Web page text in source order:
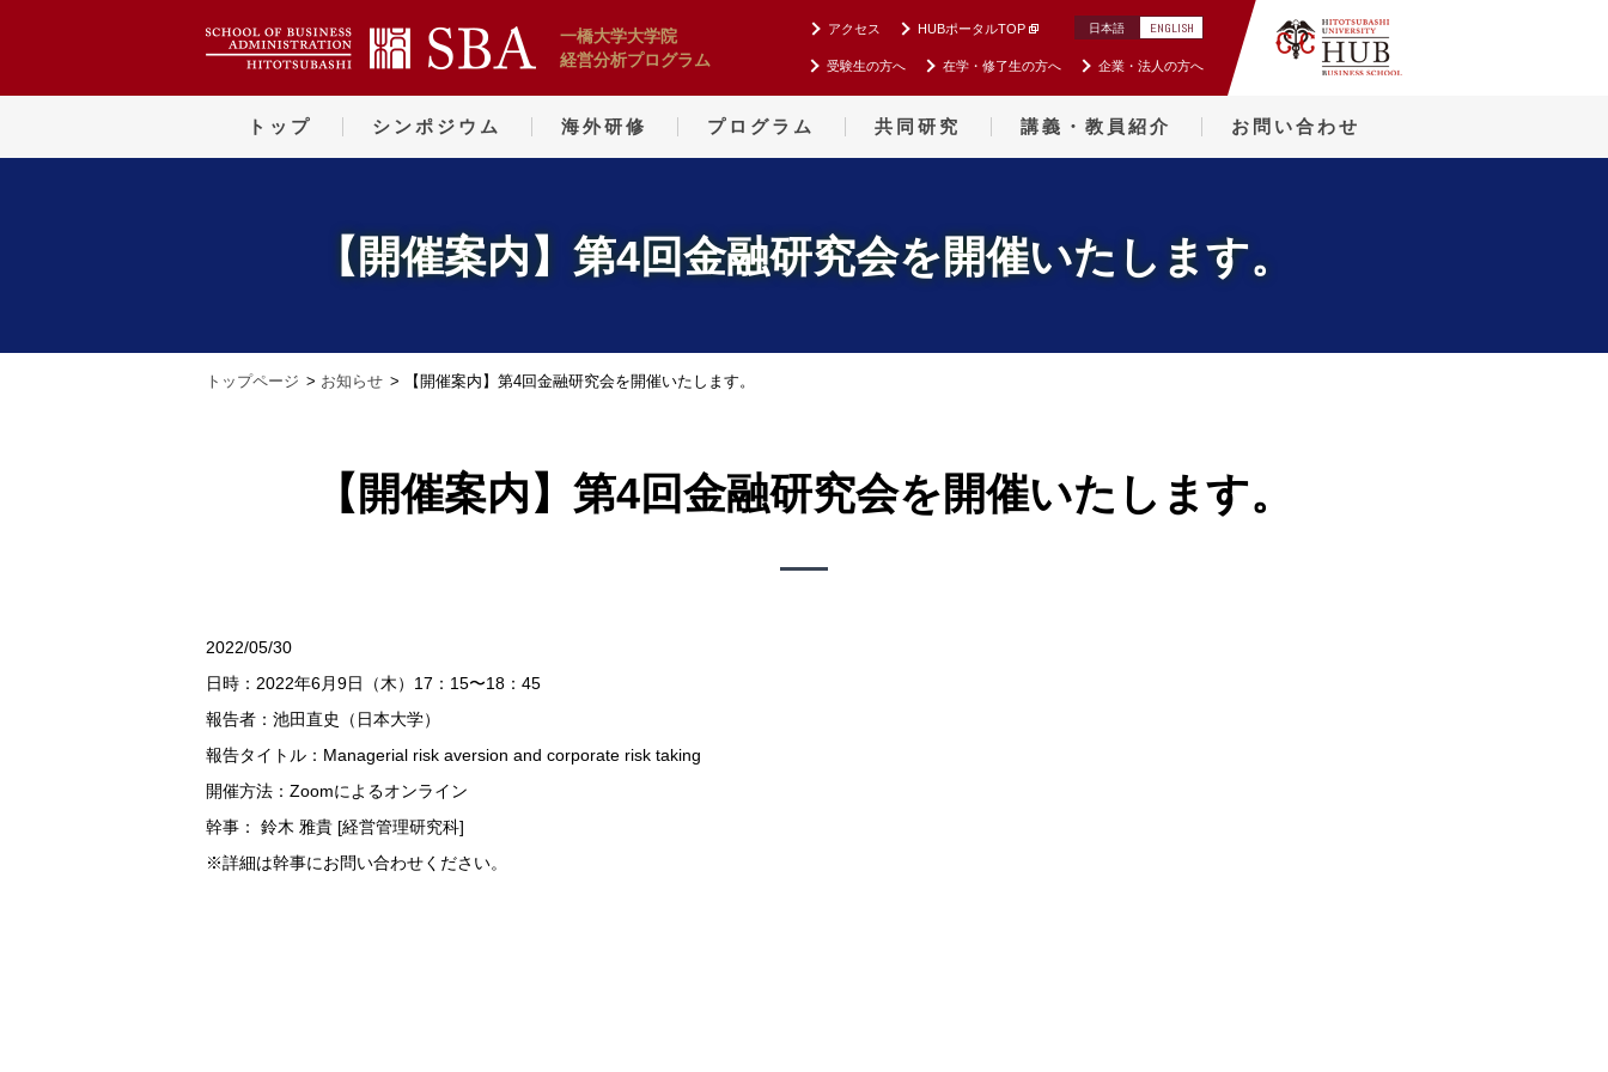
一橋大学大学院
経営分析プログラム
受験生の方へ 在学・修了生の方へ 企業・法人の方へ
日本語 ENGLISH
アクセス HUBポータルTOP
トップ シンポジウム 海外研修 プログラム 共同研究 講義・教員紹介 お問い合わせ
【開催案内】第4回金融研究会を開催いたします。
トップページ お知らせ 【開催案内】第4回金融研究会を開催いたします。
【開催案内】第4回金融研究会を開催いたします。
2022/05/30
日時：2022年6月9日（木）17：15〜18：45
報告者：池田直史（日本大学）
報告タイトル：Managerial risk aversion and corporate risk taking
開催方法：Zoomによるオンライン
幹事： 鈴木 雅貴 [経営管理研究科]
※詳細は幹事にお問い合わせください。